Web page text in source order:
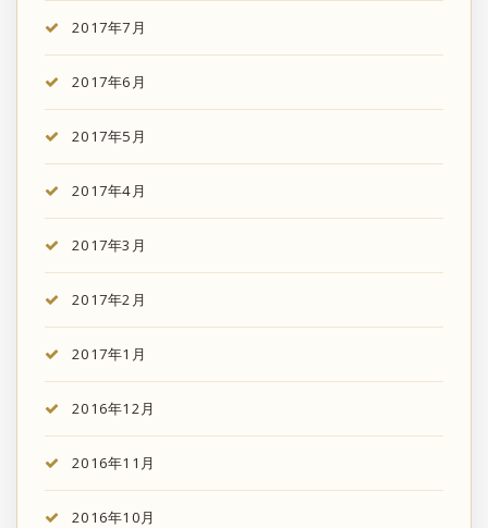
2017年7月
2017年6月
2017年5月
2017年4月
2017年3月
2017年2月
2017年1月
2016年12月
2016年11月
2016年10月